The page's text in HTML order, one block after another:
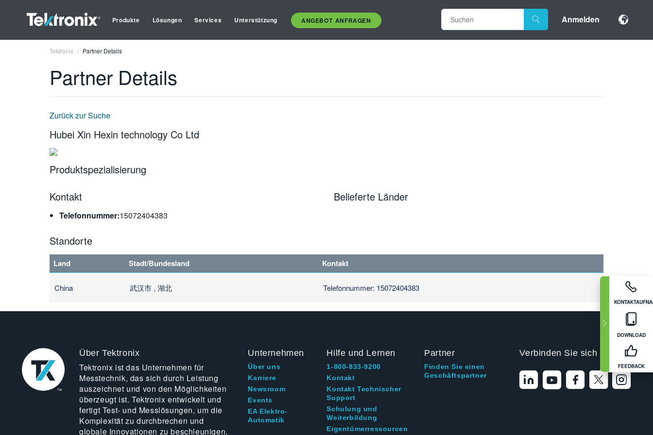
Produkte Lösungen Services Unterstützung ANGEBOT ANFRAGEN Anmelden
DOWNLOAD
FEEDBACK
Tektronix Partner Details
Partner Details
Zurück zur Suche
Hubei Xin Hexin technology Co Ltd
Produktspezialisierung
Kontakt
Telefonnummer:15072404383
Belieferte Länder
Standorte
Land Stadt/Bundesland Kontakt
China 武汉市 , 湖北 Telefonnummer: 15072404383
Über Tektronix
Tektronix ist das Unternehmen für
Messtechnik, das sich durch Leistung
auszeichnet und von den Möglichkeiten
überzeugt ist. Tektronix entwickelt und
fertigt Test- und Messlösungen, um die
Komplexität zu durchbrechen und
globale Innovationen zu beschleunigen.
Unternehmen
Über uns
Karriere
Newsroom
Events
EA Elektro-
Automatik
Hilfe und Lernen
1-800-833-9200
Kontakt
Kontakt Technischer
Support
Schulung und
Weiterbildung
Eigentümerressourcen
Partner
Finden Sie einen
Geschäftspartner
Verbinden Sie sich mit uns